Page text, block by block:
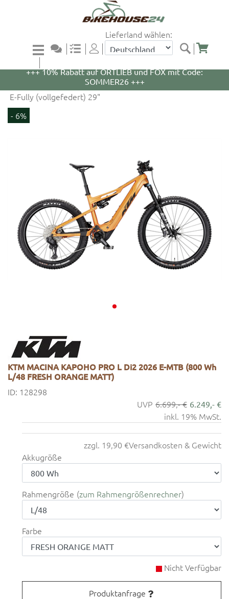
Lieferland wählen:
+++ 5% Rabatt auf WOOM Bikes und Zubehör mit
+++ 10% Rabatt auf ORTLIEB und FOX mit Code:
SOMMER26 +++
E-Fully (vollgefedert) 29"
- 6%
KTM MACINA KAPOHO PRO L Di2 2026 E-MTB (800 Wh
L/48 FRESH ORANGE MATT)
ID: 128298
6.699,- € 6.249,- €
inkl. 19% MwSt.
zzgl. 19,90 €Versandkosten & Gewicht
Akkugröße
Rahmengröße zum Rahmengrößenrechner
Farbe
Nicht Verfügbar
Produktanfrage